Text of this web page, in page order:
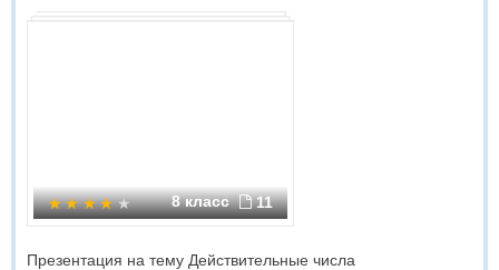
8 класс 11
Презентация на тему Действительные числа